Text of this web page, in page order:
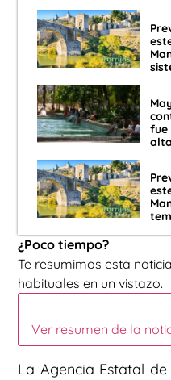
¿Poco tiempo?
Te resumimos esta
habituales en un vistazo.
Ver resumen de la
La Agencia Estatal